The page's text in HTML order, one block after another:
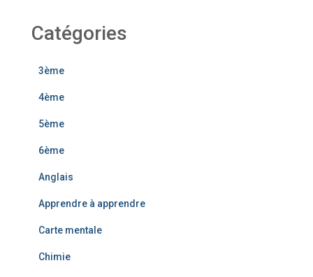
Catégories
3ème
4ème
5ème
6ème
Anglais
Apprendre à apprendre
Carte mentale
Chimie